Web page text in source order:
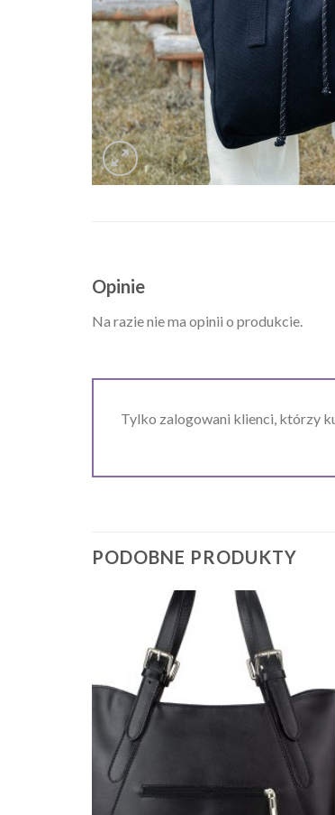
Opinie
Na razie nie ma opinii o produkcie.
Tylko zalogowani klienci, którzy
PODOBNE PRODUKTY